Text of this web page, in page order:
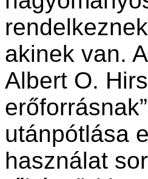
akinek van.
Albert O.
utánpótlása
használat